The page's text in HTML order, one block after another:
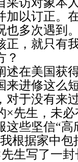
采访对象本
加以订正。
多次遇到
正，就只有
在美国获
来进修这么
于没有来
×先生，未
些坚信“高
根据家中
生写了一封